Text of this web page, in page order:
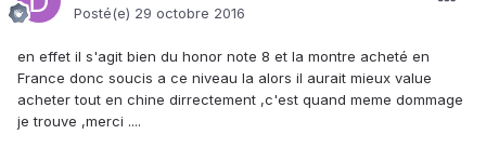
Posté(e) 29 octobre 2016
en effet il s'agit bien du honor note 8 et la montre acheté en
France donc soucis a ce niveau la alors il aurait mieux value
acheter tout en chine dirrectement ,c'est quand meme dommage
je trouve ,merci ....